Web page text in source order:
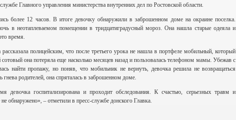
Главного управления министерства внутренних дел по Ростовской области.
более 12 часов. В итоге девочку обнаружили в заброшенном доме на окраине поселка.
в неотаплеваемом помещении в тридцатиградусный мороз. Она нашла старые одеяла и
время.
рассказала полицейским, что после третьего урока не нашла в портфеле мобильный, который
она потеряла еще насколько месяцев назад и пользовалась телефоном мамы. Убежав с
найти пропажу, но поняв, что мобильник не вернуть, девочка решила не возвращаться
родителей, она спряталась в заброшенном доме.
девочка госпитализирована и проходит обследования. К счастью, серьезных травм и
обнаружено», – отметили в пресс-службе донского Главка.